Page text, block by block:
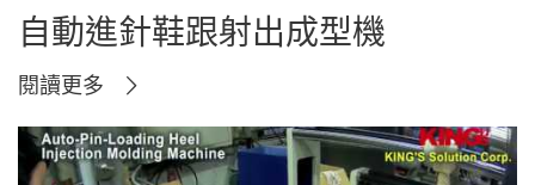
自動進針鞋跟射出成型機
閱讀更多